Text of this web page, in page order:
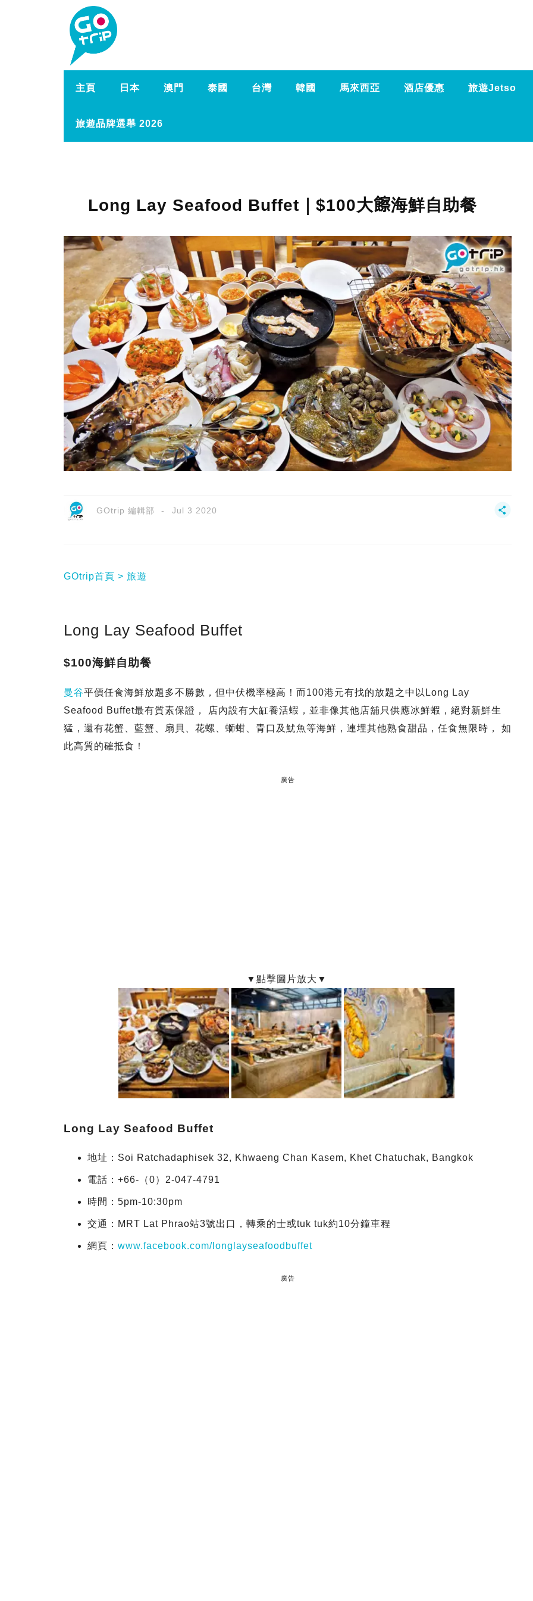
主頁 日本 澳門 泰國 台灣 韓國 馬來西亞 酒店優惠 旅遊Jetso
旅遊品牌選舉 2026
Long Lay Seafood Buffet｜$100大𩟔海鮮自助餐
GOtrip 編輯部 Jul 3 2020
GOtrip首頁 旅遊
Long Lay Seafood Buffet
$100海鮮自助餐
曼谷平價任食海鮮放題多不勝數，但中伏機率極高！而100港元有找的放題之中以Long Lay
Seafood Buffet最有質素保證， 店內設有大缸養活蝦，並非像其他店舖只供應冰鮮蝦，絕對新鮮生
猛，還有花蟹、藍蟹、扇貝、花螺、螄蚶、青口及魷魚等海鮮，連埋其他熟食甜品，任食無限時， 如
此高質的確抵食！
廣告
Long Lay Seafood Buffet
地址：Soi Ratchadaphisek 32, Khwaeng Chan Kasem, Khet Chatuchak, Bangkok
電話：+66-（0）2-047-4791
時間：5pm-10:30pm
交通：MRT Lat Phrao站3號出口，轉乘的士或tuk tuk約10分鐘車程
網頁： www.facebook.com/longlayseafoodbuffet
廣告